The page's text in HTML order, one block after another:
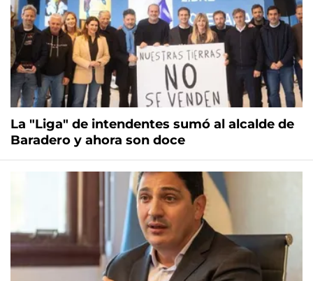
La "Liga" de intendentes sumó al alcalde de
Baradero y ahora son doce